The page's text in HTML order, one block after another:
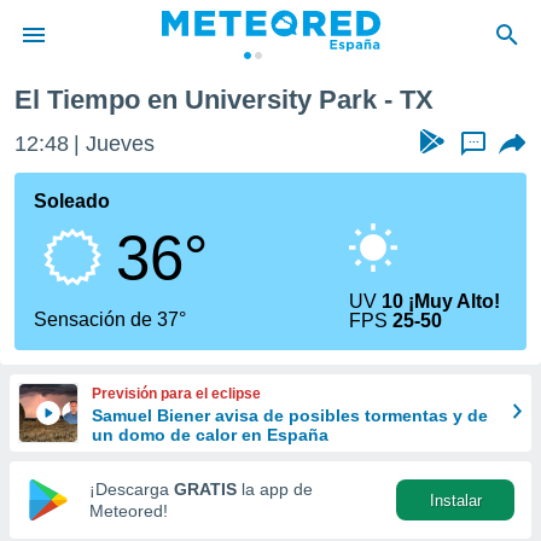
de
por
que se
calidad.
a este
las
y
forma
digital
basada
El Tiempo en University Park - TX
12:48 Jueves ...
Soleado
36°
Sensación de 37°
UV 10 ¡Muy Alto!
FPS25-50
Previsión para el eclipse
Samuel Biener avisa de posibles tormentas y de
un domo de calor en España
¡Descarga GRATIS la app de
Meteored!
Instalar